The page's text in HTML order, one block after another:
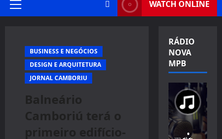
Primary
WATCH ONLINE
BUSINESS E NEGÓCIOS
DESIGN E ARQUITETURA
JORNAL CAMBORIU
Balneário
Camboriú terá o
primeiro edifício-
RÁDIO
NOVA
MPB